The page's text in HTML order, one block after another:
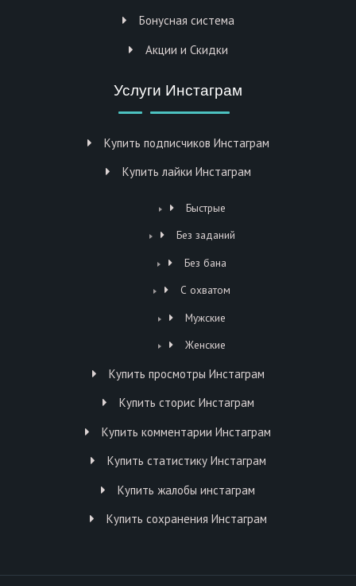
Бонусная система
Акции и Скидки
Услуги Инстаграм
Купить подписчиков Инстаграм
Купить лайки Инстаграм
Быстрые
Без заданий
Без бана
С охватом
Мужские
Женские
Купить просмотры Инстаграм
Купить сторис Инстаграм
Купить комментарии Инстаграм
Купить статистику Инстаграм
Купить жалобы инстаграм
Купить сохранения Инстаграм